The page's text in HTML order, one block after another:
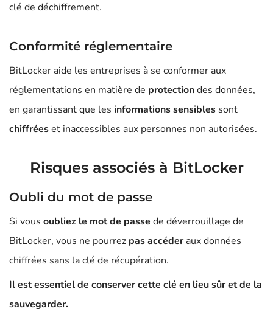
clé de déchiffrement.
Conformité réglementaire
BitLocker aide les entreprises à se conformer aux
réglementations en matière de protectiondes données,
en garantissant que les informations sensibles sont
chiffréeset inaccessibles aux personnes non autorisées.
Risques associés à BitLocker
Oubli du mot de passe
Si vous oubliez le mot de passe de déverrouillage de
BitLocker, vous ne pourrez pas accéder aux données
chiffrées sans la clé de récupération.
Il est essentiel de conserver cette clé en lieu sûr et de la
sauvegarder.